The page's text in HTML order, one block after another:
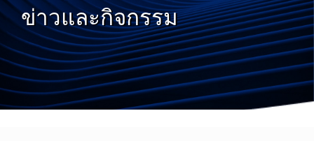
ข่าวและกิจกรรม